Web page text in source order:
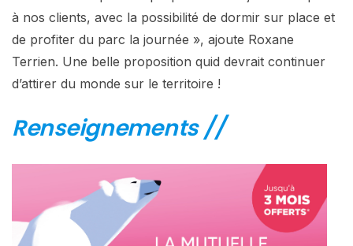
à nos clients, avec la possibilité de dormir sur place et
de profiter du parc la journée », ajoute Roxane
Terrien. Une belle proposition quid devrait continuer
d’attirer du monde sur le territoire !
Renseignements //